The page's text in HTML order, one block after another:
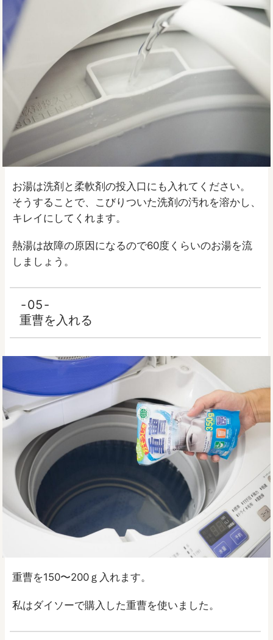
お湯は洗剤と柔軟剤の投入口にも入れてください。
そうすることで、こびりついた洗剤の汚れを溶かし、
キレイにしてくれます。
熱湯は故障の原因になるので60度くらいのお湯を流
しましょう。
05
重曹を入れる
重曹を150〜200ｇ入れます。
私はダイソーで購入した重曹を使いました。